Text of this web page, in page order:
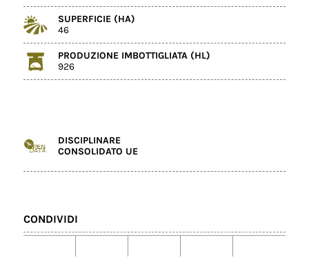
SUPERFICIE (HA)
46
PRODUZIONE IMBOTTIGLIATA (HL)
926
DISCIPLINARE
CONSOLIDATO UE
CONDIVIDI